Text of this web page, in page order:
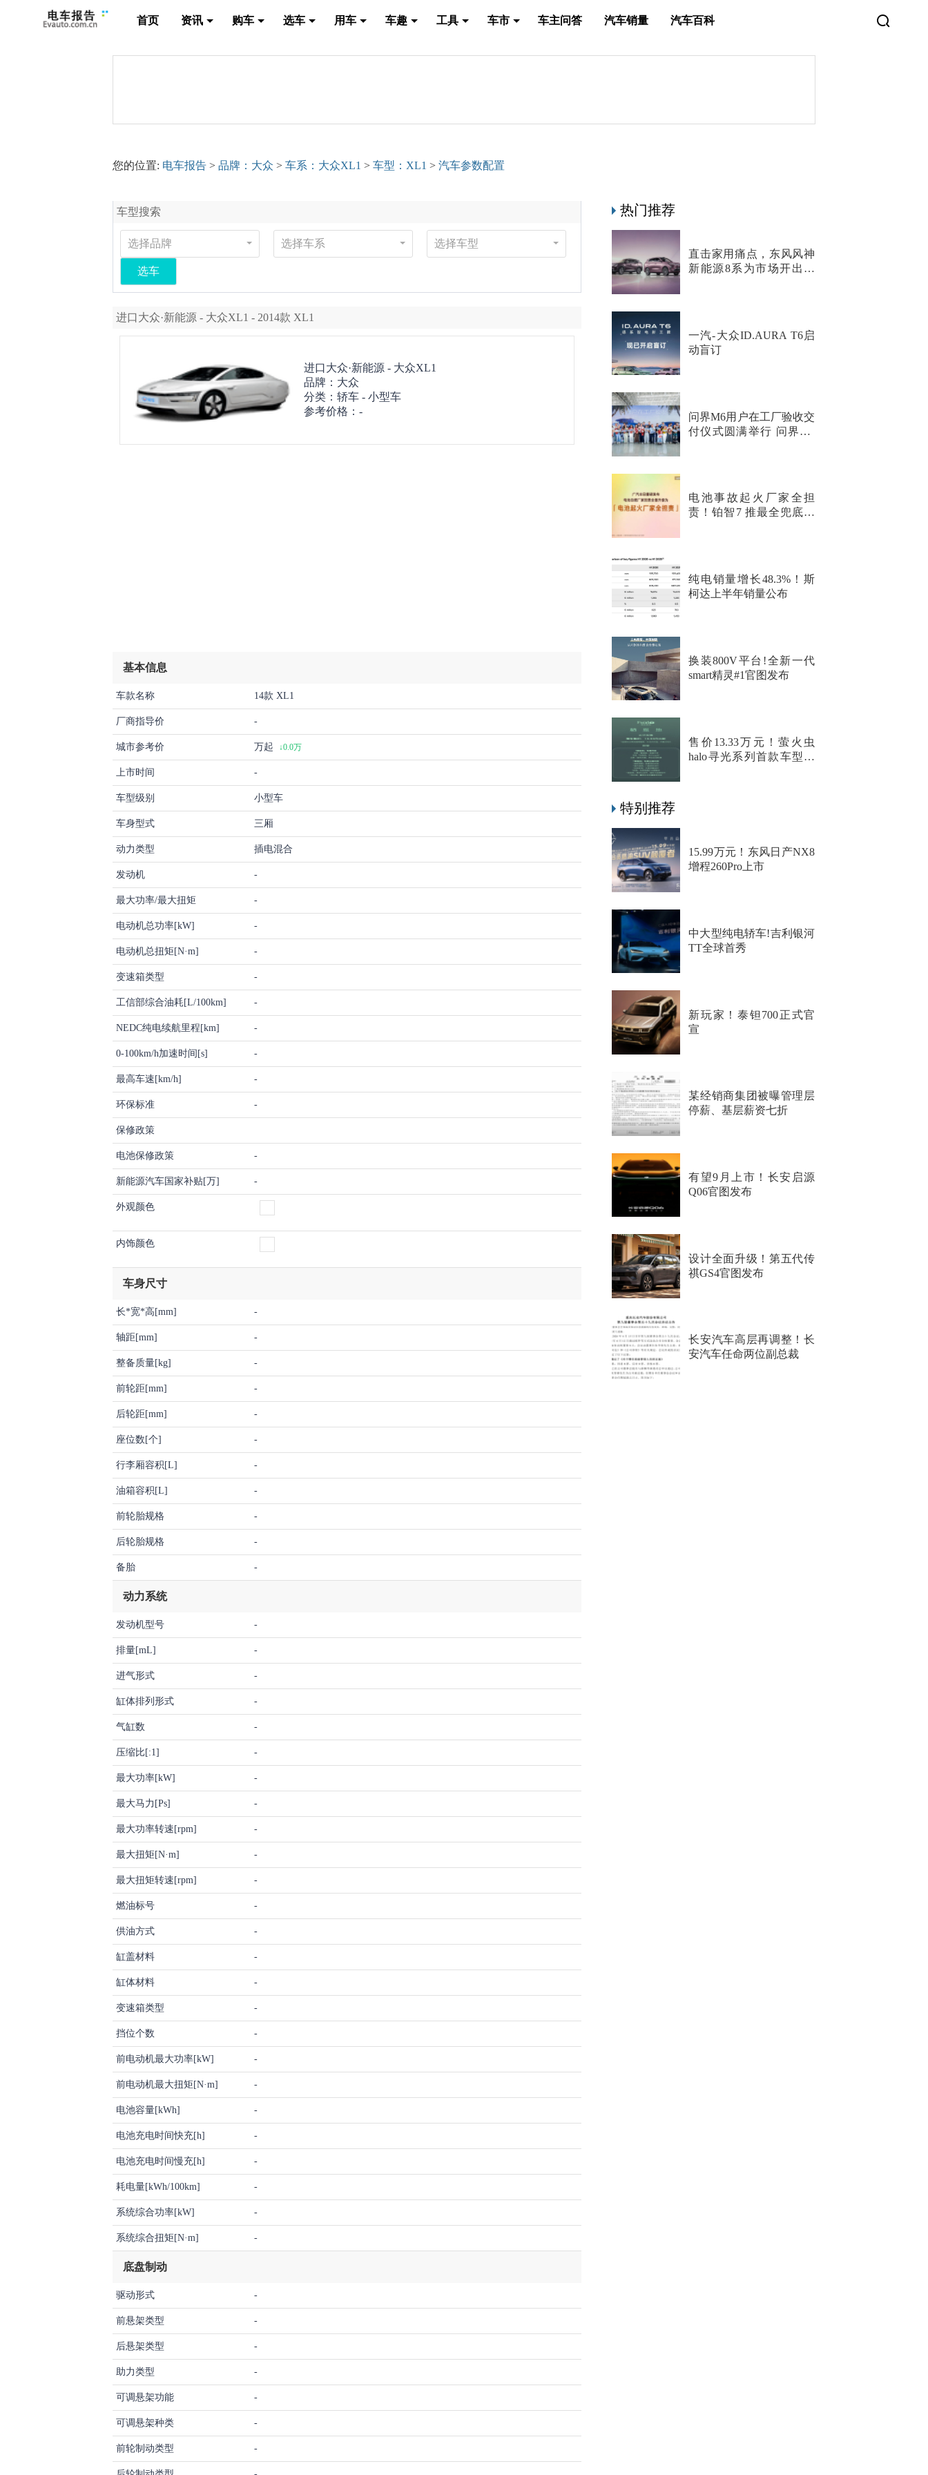
首页 资讯 购车 选车 用车 车趣 工具 车市 车主问答 汽车销量 汽车百科
您的位置: 电车报告 >品牌：大众 >车系：大众XL1 >车型：XL1 >汽车参数配置
车型搜索
选择品牌 选择车系 选择车型
选车
进口大众·新能源 - 大众XL1 - 2014款 XL1
进口大众·新能源 - 大众XL1
品牌： 大众
分类：轿车 - 小型车
参考价格：-
基本信息
车款名称 14款 XL1
厂商指导价 -
城市参考价 万起 ↓0.0万
上市时间 -
车型级别 小型车
车身型式 三厢
动力类型 插电混合
发动机 -
最大功率/最大扭矩 -
电动机总功率[kW] -
电动机总扭矩[N·m] -
变速箱类型 -
工信部综合油耗[L/100km] -
NEDC纯电续航里程[km] -
0-100km/h加速时间[s] -
最高车速[km/h] -
环保标准 -
保修政策
电池保修政策 -
新能源汽车国家补贴[万] -
外观颜色
内饰颜色
车身尺寸
长*宽*高[mm] -
轴距[mm] -
整备质量[kg] -
前轮距[mm] -
后轮距[mm] -
座位数[个] -
行李厢容积[L] -
油箱容积[L] -
前轮胎规格 -
后轮胎规格 -
备胎 -
动力系统
发动机型号 -
排量[mL] -
进气形式 -
缸体排列形式 -
气缸数 -
压缩比[:1] -
最大功率[kW] -
最大马力[Ps] -
最大功率转速[rpm] -
最大扭矩[N·m] -
最大扭矩转速[rpm] -
燃油标号 -
供油方式 -
缸盖材料 -
缸体材料 -
变速箱类型 -
挡位个数 -
前电动机最大功率[kW] -
前电动机最大扭矩[N·m] -
电池容量[kWh] -
电池充电时间快充[h] -
电池充电时间慢充[h] -
耗电量[kWh/100km] -
系统综合功率[kW] -
系统综合扭矩[N·m] -
底盘制动
驱动形式 -
前悬架类型 -
后悬架类型 -
助力类型 -
可调悬架功能 -
可调悬架种类 -
前轮制动类型 -
热门推荐
直击家用痛点，东风风神
新能源8系为市场开出两
一汽-大众ID.AURA T6启
动盲订
问界M6用户在工厂验收交
付仪式圆满举行 问界M6
电池事故起火厂家全担
责！铂智7 推最全兜底行
纯电销量增长48.3%！斯
柯达上半年销量公布
换装800V平台!全新一代
smart精灵#1官图发布
售价13.33万元！萤火虫
halo寻光系列首款车型上
特别推荐
15.99万元！东风日产NX8
增程260Pro上市
中大型纯电轿车!吉利银河
TT全球首秀
新玩家！泰钽700正式官
宣
某经销商集团被曝管理层
停薪、基层薪资七折
有望9月上市！长安启源
Q06官图发布
设计全面升级！第五代传
祺GS4官图发布
长安汽车高层再调整！长
安汽车任命两位副总裁